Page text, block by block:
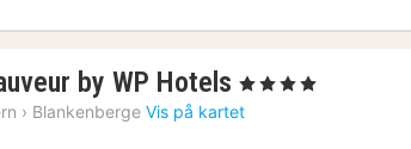
by WP Hotels 1
natt
, 4 Stjerner
› Blankenberge Vis på kartet